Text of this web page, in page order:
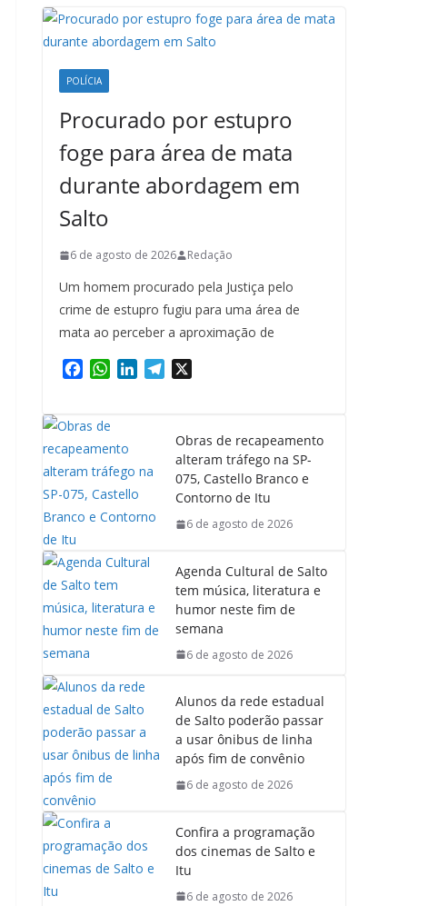
POLÍCIA
Procurado por estupro
foge para área de mata
durante abordagem em
Salto
6 de agosto de 2026 Redação
Um homem procurado pela Justiça pelo
crime de estupro fugiu para uma área de
mata ao perceber a aproximação de
e
b
o
o
W
s
A
p
d
I
Obras de recapeamento
alteram tráfego na SP-
075, Castello Branco e
Contorno de Itu
6 de agosto de 2026
Agenda Cultural de Salto
tem música, literatura e
humor neste fim de
semana
6 de agosto de 2026
Alunos da rede estadual
de Salto poderão passar
a usar ônibus de linha
após fim de convênio
6 de agosto de 2026
Confira a programação
dos cinemas de Salto e
Itu
6 de agosto de 2026